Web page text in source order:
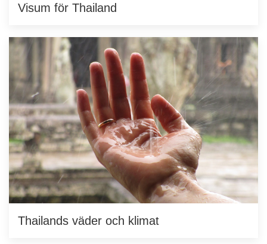
Visum för Thailand
Thailands väder och klimat